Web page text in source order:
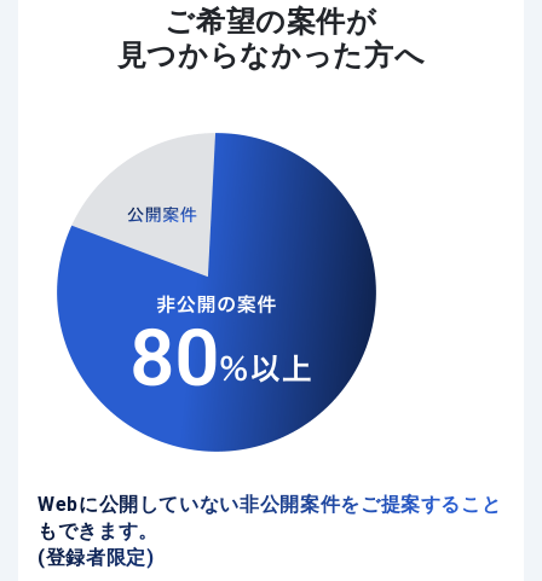
ご希望の案件が
見つからなかった方へ
Webに公開していない非公開案件をご提案すること
もできます。
(登録者限定)